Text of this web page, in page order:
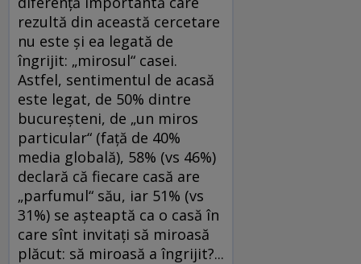
rezultă din această cercetare
nu este și ea legată de
îngrijit: „mirosul“ casei.
Astfel, sentimentul de acasă
este legat, de 50% dintre
bucureșteni, de „un miros
particular“ (față de 40%
media globală), 58% (vs 46%)
declară că fiecare casă are
„parfumul“ său, iar 51% (vs
31%) se așteaptă ca o casă în
care sînt invitați să miroasă
plăcut: să miroasă a îngrijit?...